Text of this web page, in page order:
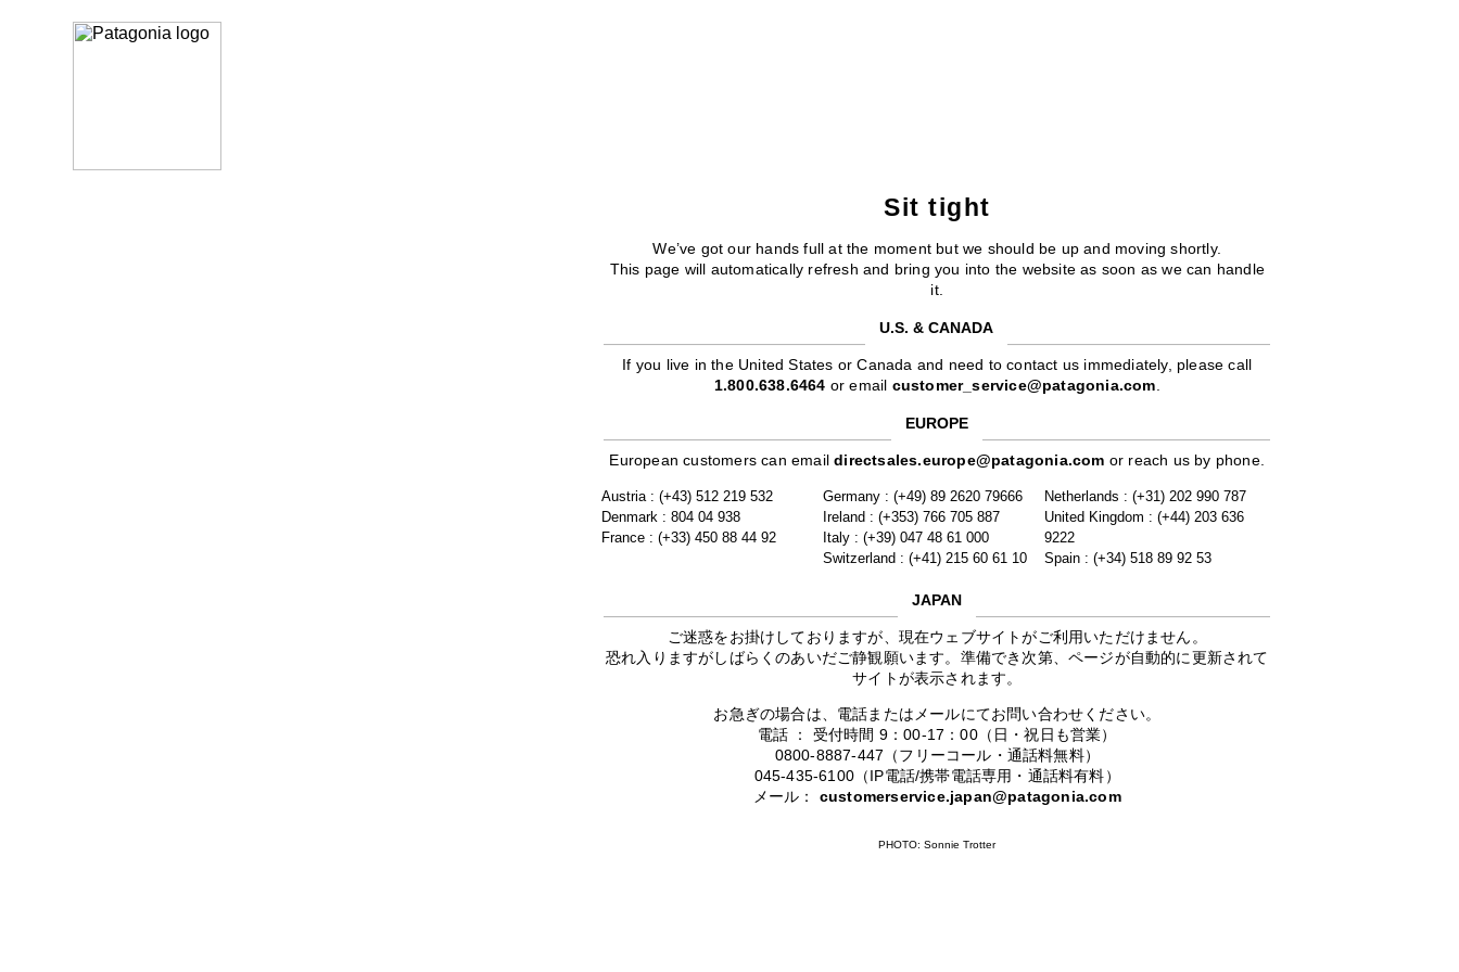
Sit tight
We’ve got our hands full at the moment but we should be up and moving shortly.
This page will automatically refresh and bring you into the website as soon as we can handle
it.
U.S. & CANADA
If you live in the United States or Canada and need to contact us immediately, please call
1.800.638.6464 or email customer_service@patagonia.com.
EUROPE
European customers can emaildirectsales.europe@patagonia.com or reach us by phone.
Austria : (+43) 512 219 532
Denmark : 804 04 938
France : (+33) 450 88 44 92
Germany : (+49) 89 2620 79666
Ireland : (+353) 766 705 887
Italy : (+39) 047 48 61 000
Switzerland : (+41) 215 60 61 10
Netherlands : (+31) 202 990 787
United Kingdom : (+44) 203 636
9222
Spain : (+34) 518 89 92 53
JAPAN
ご迷惑をお掛けしておりますが、現在ウェブサイトがご利用いただけません。
恐れ入りますがしばらくのあいだご静観願います。準備でき次第、ページが自動的に更新されて
サイトが表示されます。
お急ぎの場合は、電話またはメールにてお問い合わせください。
電話 ： 受付時間 9：00-17：00（日・祝日も営業）
0800-8887-447（フリーコール・通話料無料）
045-435-6100（IP電話/携帯電話専用・通話料有料）
メール： customerservice.japan@patagonia.com
PHOTO: Sonnie Trotter